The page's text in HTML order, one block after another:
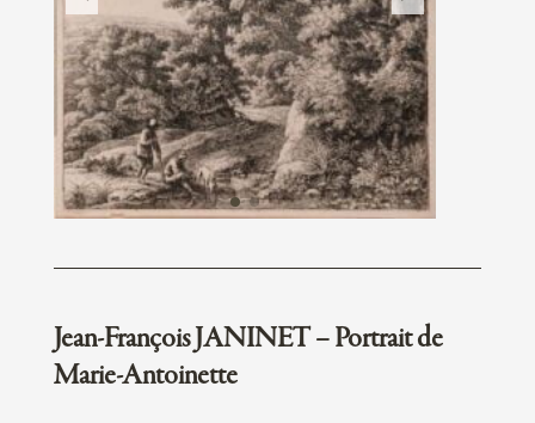
Jean-François JANINET – Portrait de
Marie-Antoinette